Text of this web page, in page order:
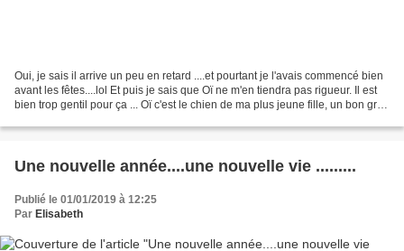
Oui, je sais il arrive un peu en retard ....et pourtant je l'avais commencé bien
avant les fêtes....lol Et puis je sais que Oï ne m'en tiendra pas rigueur. Il est
bien trop gentil pour ça ... Oï c'est le chien de ma plus jeune fille, un bon gros
Une nouvelle année....une nouvelle vie .........
Publié le 01/01/2019 à 12:25
Par Elisabeth